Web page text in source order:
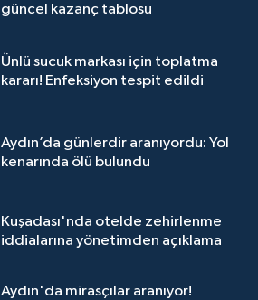
güncel kazanç tablosu
Ünlü sucuk markası için toplatma
kararı! Enfeksiyon tespit edildi
Aydın’da günlerdir aranıyordu: Yol
kenarında ölü bulundu
Kuşadası'nda otelde zehirlenme
iddialarına yönetimden açıklama
Aydın'da mirasçılar aranıyor!